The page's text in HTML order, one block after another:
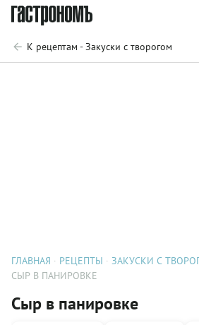
К рецептам - Закуски с творогом
ГЛАВНАЯ РЕЦЕПТЫ
ЗАКУСКИ С
СЫР В ПАНИРОВКЕ
Сыр в панировке